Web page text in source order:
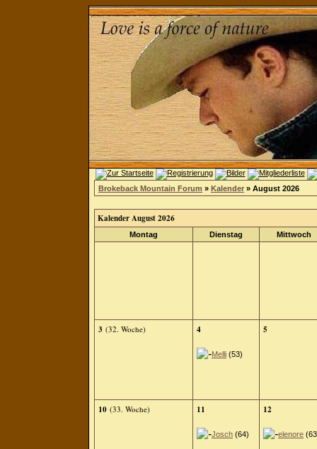
Brokeback Mountain Forum » Kalender » August 2026
Kalender August 2026
Montag Dienstag Mittwoch
3 (32. Woche) 4
Melli (53)
5
10 (33. Woche) 11
Josch (64)
12
elenore